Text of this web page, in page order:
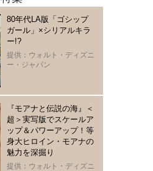
80年代LA版「ゴシップ
ガール」×シリアルキラ
ー!?
提供：ウォルト・ディズニ
ー・ジャパン
『モアナと伝説の海』＜
超＞実写版でスケールア
ップ＆パワーアップ！等
身大ヒロイン・モアナの
魅力を深掘り
提供：ウォルト・ディズニ